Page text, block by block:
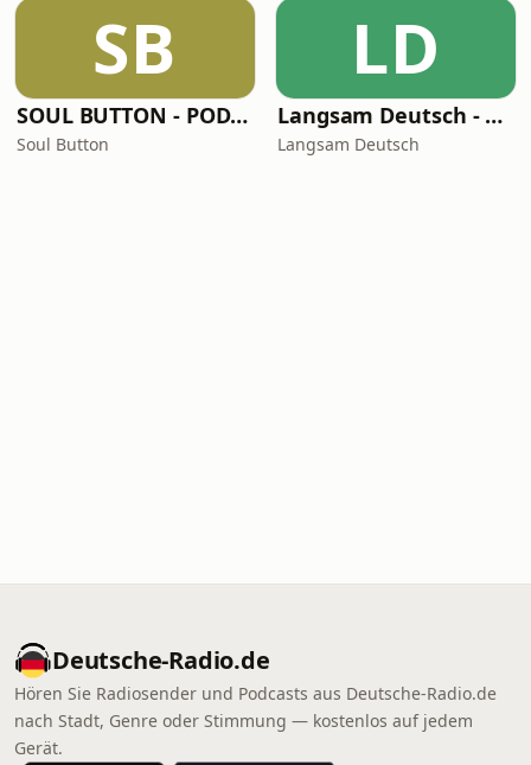
SB
SOUL BUTTON - PODCAST
Soul Button
LD
Langsam Deutsch - Deutsch lernen
Langsam Deutsch
Deutsche-Radio.de
Hören Sie Radiosender und Podcasts aus Deutsche-Radio.de
nach Stadt, Genre oder Stimmung — kostenlos auf jedem
Gerät.